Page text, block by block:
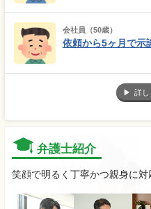
会社員（50歳）
依頼から5ヶ月で示
詳し
弁護士紹介
笑顔で明るく丁寧かつ親身に対